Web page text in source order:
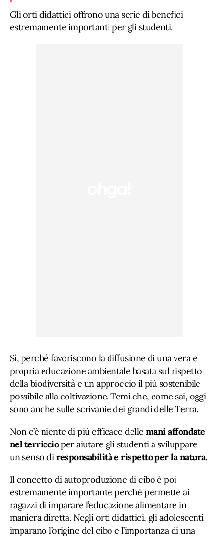
Gli orti didattici offrono una serie di benefici
estremamente importanti per gli studenti.
Sì, perché favoriscono la diffusione di una vera e
propria educazione ambientale basata sul rispetto
della biodiversità e un approccio il più sostenibile
possibile alla coltivazione. Temi che, come sai, oggi
sono anche sulle scrivanie dei grandi delle Terra.
Non c’è niente di più efficace dellemani affondate
nel terriccioper aiutare gli studenti a sviluppare
un senso diresponsabilità e rispetto per la natura.
Il concetto di autoproduzione di cibo è poi
estremamente importante perché permette ai
ragazzi di imparare l’educazione alimentare in
maniera diretta. Negli orti didattici, gli adolescenti
imparano l’origine del cibo e l’importanza di una